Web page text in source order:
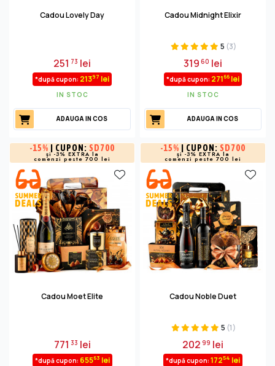
Cadou Lovely Day
251 73 lei
*după cupon: 21397 lei
IN STOC
ADAUGA IN COS
Cadou Midnight Elixir
5 (3)
31960 lei
*după cupon: 27166 lei
IN STOC
ADAUGA IN COS
-15% | CUPON: SD700
și -3% EXTRA la
comenzi peste 700 lei
Cadou Moet Elite
771 33 lei
*după cupon: 65563 lei
-15% | CUPON: SD700
și -3% EXTRA la
comenzi peste 700 lei
Cadou Noble Duet
5 (1)
20299 lei
*după cupon: 17254 lei